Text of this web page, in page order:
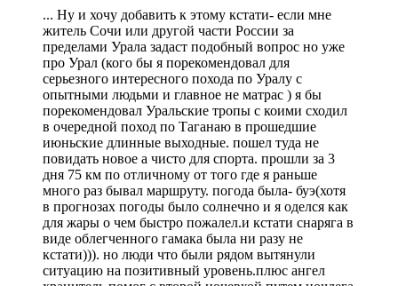
... Ну и хочу добавить к этому кстати- если мне
житель Сочи или другой части России за
пределами Урала задаст подобный вопрос но уже
про Урал (кого бы я порекомендовал для
серьезного интересного похода по Уралу с
опытными людьми и главное не матрас ) я бы
порекомендовал Уральские тропы с коими сходил
в очередной поход по Таганаю в прошедшие
июньские длинные выходные. пошел туда не
повидать новое а чисто для спорта. прошли за 3
дня 75 км по отличному от того где я раньше
много раз бывал маршруту. погода была- буэ(хотя
в прогнозах погоды было солнечно и я оделся как
для жары о чем быстро пожалел.и кстати снаряга в
виде облегченного гамака была ни разу не
кстати))). но люди что были рядом вытянули
ситуацию на позитивный уровень.плюс ангел